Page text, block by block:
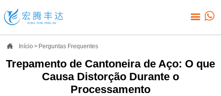
 
 Início > Perguntas Frequentes
Trepamento de Cantoneira de Aço: O que
Causa Distorção Durante o
Processamento